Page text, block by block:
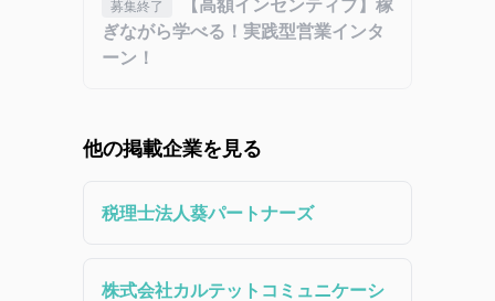
募集終了
ぎながら学べる！実践型営業インタ
ーン！
他の掲載企業を見る
税理士法人葵パートナーズ
株式会社カルテットコミュニケーシ